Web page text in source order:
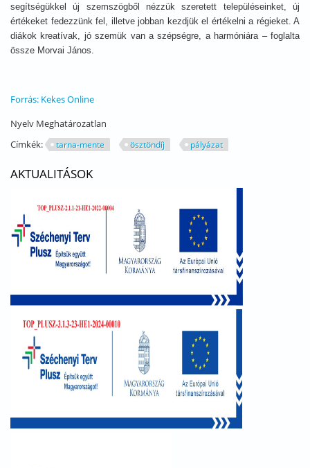
segítségükkel új szemszögből nézzük szeretett településeinket, új
értékeket fedezzünk fel, illetve jobban kezdjük el értékelni a régieket. A
diákok kreatívak, jó szemük van a szépségre, a harmóniára – foglalta
össze Morvai János.
Forrás: Kekes Online
Nyelv Meghatározatlan
Címkék:
tarna-mente ösztöndíj pályázat
AKTUALITÁSOK